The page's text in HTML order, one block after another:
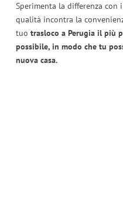
Sperimenta la differenza con
qualità incontra la
tuo trasloco a Perugia il più
possibile, in modo che tu
nuova casa.